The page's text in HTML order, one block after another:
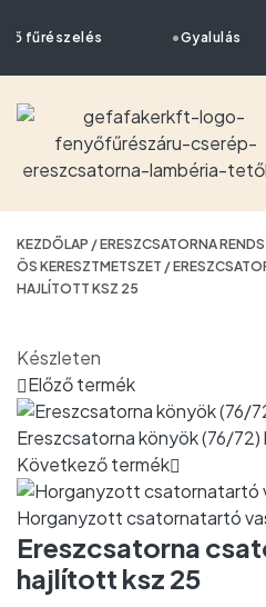
fűrészelés Gyalulás
KEZDŐLAP /ERESZCSATORNA
ÖS KERESZTMETSZET /
HAJLÍTOTT KSZ 25
Készleten
Előző termék
Ereszcsatorna könyök (76/72)
Következő termék
Horganyzott csatornatartó
Ereszcsatorna
hajlított ksz 25